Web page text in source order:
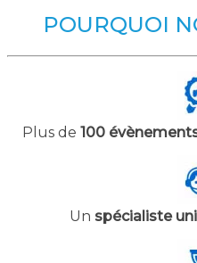
POURQUOI
Plus de 100
Un spécialiste